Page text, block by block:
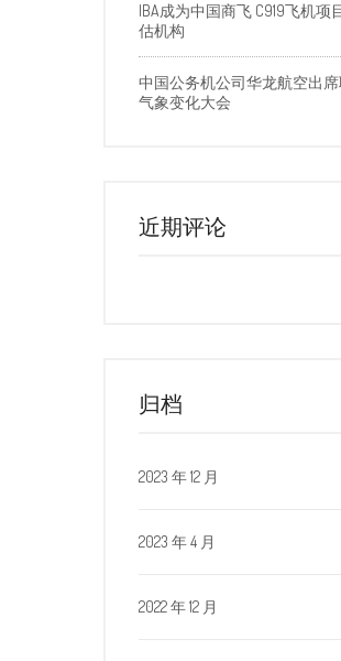
IBA成为中国商飞 C919飞机项
估机构
中国公务机公司华龙航空出
气象变化大会
近期评论
归档
2023 年 12 月
2023 年 4 月
2022 年 12 月